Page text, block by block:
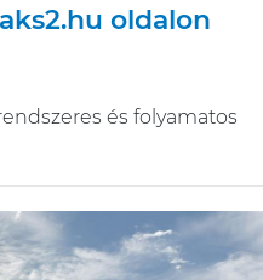
oldalon
és folyamatos